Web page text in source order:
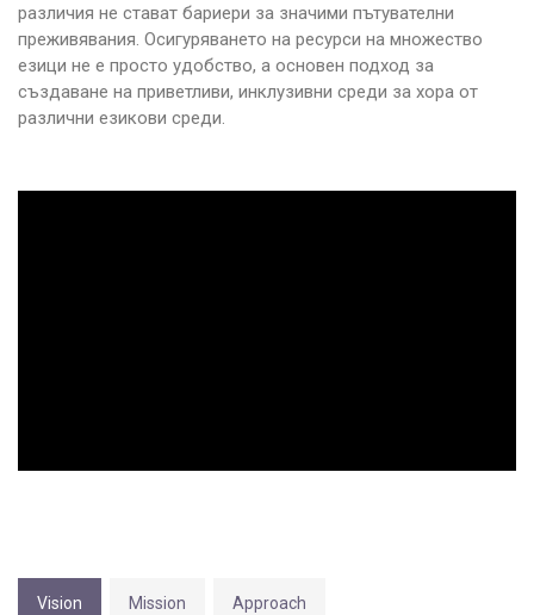
различия не стават бариери за значими пътувателни
преживявания. Осигуряването на ресурси на множество
езици не е просто удобство, а основен подход за
създаване на приветливи, инклузивни среди за хора от
различни езикови среди.
Vision Mission Approach